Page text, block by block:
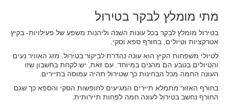
מתי מומלץ לבקר בטירול
בטירול מומלץ לבקר בכל עונות השנה וליהנות משפע של פעילויות- בקיץ
אטרקציות וטיולים, בחורף ספא וסקי.
לטיולי משפחות הקיץ הוא עונה נהדרת לביקור בטירול. מזג האוויר נעים
והטיולים בטבע הם מהנים במיוחד. עם זאת, יש לקחת בחשבון שזו
העונה החמה מכל הבחינות כך שטירול תהיה עמוסה בתיירים.
בחורף האזור מתמלא תיירים המגיעים לחופשות הסקי והספא כך שגם
החורף נחשב בטירול לעונה חמה לפחות תיירותית.